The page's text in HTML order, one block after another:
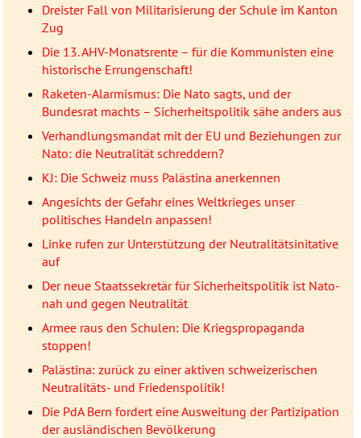
Dreister Fall von Militarisierung der Schule im Kanton
Zug
Die 13. AHV-Monatsrente – für die Kommunisten eine
historische Errungenschaft!
Raketen-Alarmismus: Die Nato sagts, und der
Bundesrat machts – Sicherheitspolitik sähe anders aus
Verhandlungsmandat mit der EU und Beziehungen zur
Nato: die Neutralität schreddern?
KJ: Die Schweiz muss Palästina anerkennen
Angesichts der Gefahr eines Weltkrieges unser
politisches Handeln anpassen!
Linke rufen zur Unterstützung der Neutralitätsinitative
auf
Der neue Staatssekretär für Sicherheitspolitik ist Nato-
nah und gegen Neutralität
Armee raus den Schulen: Die Kriegspropaganda
stoppen!
Palästina: zurück zu einer aktiven schweizerischen
Neutralitäts- und Friedenspolitik!
Die PdA Bern fordert eine Ausweitung der Partizipation
der ausländischen Bevölkerung